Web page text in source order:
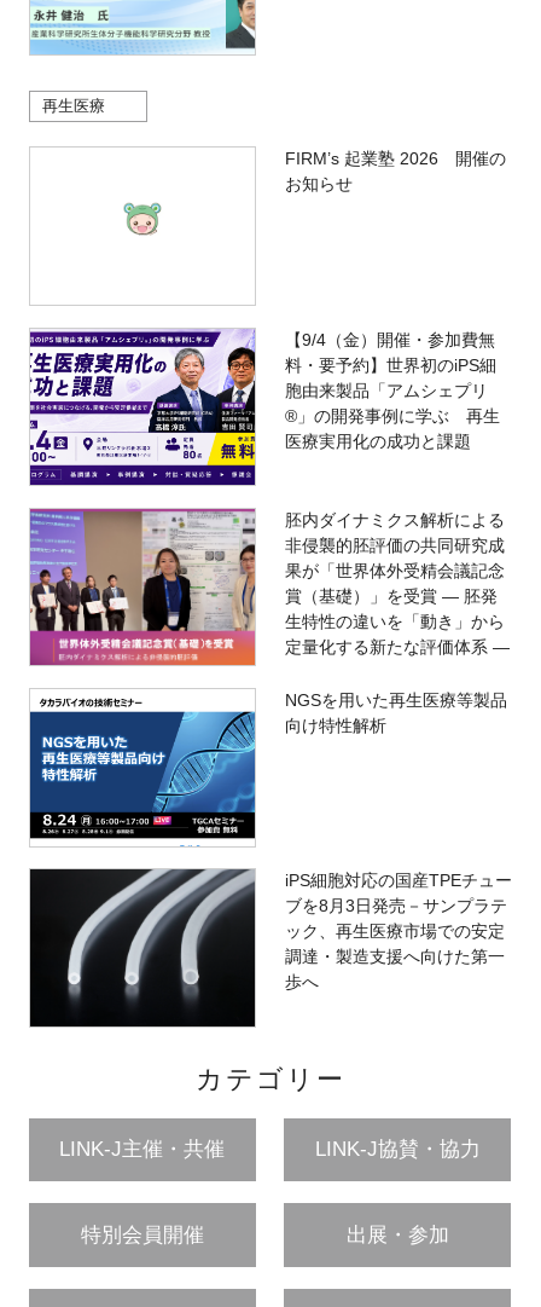
再生医療
FIRM’s 起業塾 2026 開催の
お知らせ
【9/4（金）開催・参加費無
料・要予約】世界初のiPS細
胞由来製品「アムシェプリ
®」の開発事例に学ぶ 再生
医療実用化の成功と課題
胚内ダイナミクス解析による
非侵襲的胚評価の共同研究成
果が「世界体外受精会議記念
賞（基礎）」を受賞 ― 胚発
生特性の違いを「動き」から
定量化する新たな評価体系 ―
NGSを用いた再生医療等製品
向け特性解析
iPS細胞対応の国産TPEチュー
ブを8月3日発売－サンプラテ
ック、再生医療市場での安定
調達・製造支援へ向けた第一
歩へ
カテゴリー
LINK-J主催・共催 LINK-J協賛・協力
特別会員開催 出展・参加